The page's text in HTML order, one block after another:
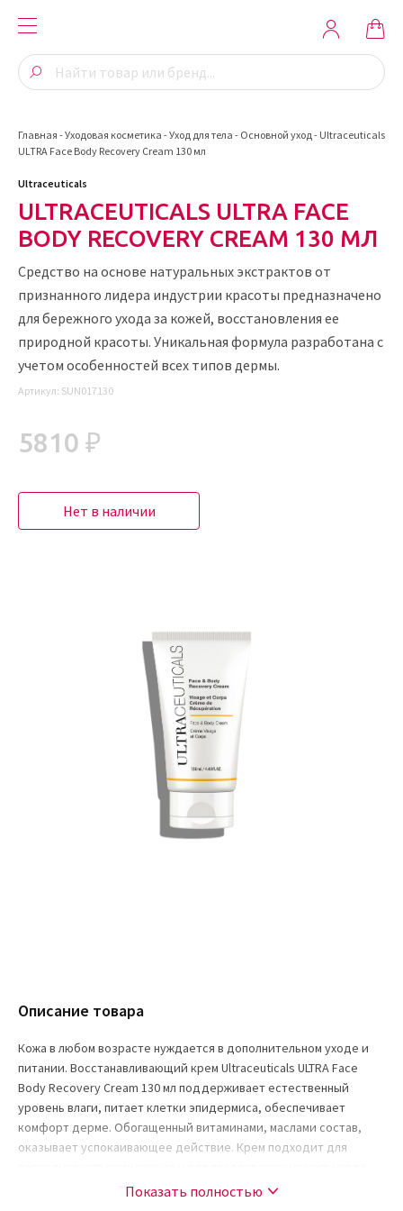
Главная -Уходовая косметика -Уход для тела - Основной уход- Ultraceuticals
ULTRA Face Body Recovery Cream 130 мл
Нет в наличии
Описание товара
Кожа в любом возрасте нуждается в дополнительном уходе и
питании. Восстанавливающий крем Ultraceuticals ULTRA Face
Body Recovery Cream 130 мл поддерживает естественный
уровень влаги, питает клетки эпидермиса, обеспечивает
комфорт дерме. Обогащенный витаминами, маслами состав,
оказывает успокаивающее действие. Крем подходит для
Показать полностью
Ultraceuticals
ULTRACEUTICALS ULTRA FACE
BODY RECOVERY CREAM 130 МЛ
Средство на основе натуральных экстрактов от
признанного лидера индустрии красоты предназначено
для бережного ухода за кожей, восстановления ее
природной красоты. Уникальная формула разработана с
учетом особенностей всех типов дермы.
Артикул: SUN017130
5810 ₽